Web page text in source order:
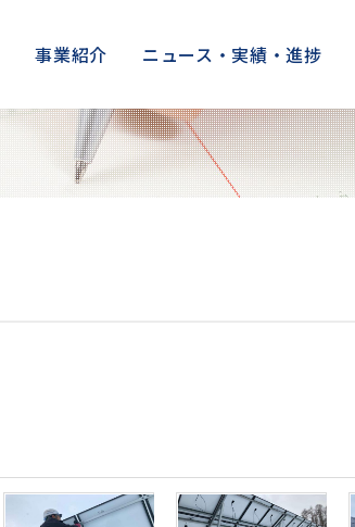
事業紹介 ニュース・実績・進捗